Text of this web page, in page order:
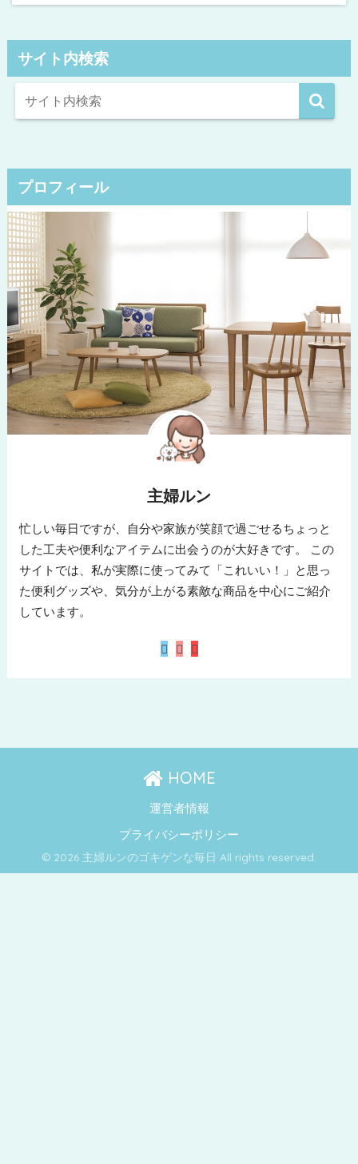
サイト内検索
プロフィール
主婦ルン
忙しい毎日ですが、自分や家族が笑顔で過ごせるちょっと
した工夫や便利なアイテムに出会うのが大好きです。 この
サイトでは、私が実際に使ってみて「これいい！」と思っ
た便利グッズや、気分が上がる素敵な商品を中心にご紹介
しています。
HOME
運営者情報
プライバシーポリシー
© 2026 主婦ルンのゴキゲンな毎日 All rights reserved.